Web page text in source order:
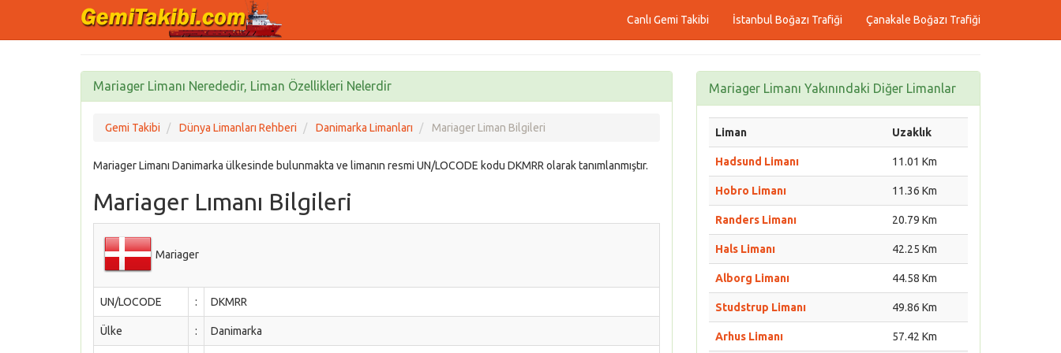
Canlı Gemi Takibi İstanbul Boğazı Trafiği Çanakale Boğazı Trafiği
Mariager Limanı Nerededir, Liman Özellikleri Nelerdir
Gemi Takibi Dünya Limanları Rehberi Danimarka Limanları Mariager Liman Bilgileri
Mariager Limanı Danimarka ülkesinde bulunmakta ve limanın resmi UN/LOCODE kodu DKMRR olarak tanımlanmıştır.
Mariager Lımanı Bilgileri
Mariager
UN/LOCODE : DKMRR
Ülke : Danimarka
Mariager Limanı Yakınındaki Diğer Limanlar
Liman Uzaklık
Hadsund Limanı 11.01 Km
Hobro Limanı 11.36 Km
Randers Limanı 20.79 Km
Hals Limanı 42.25 Km
Alborg Limanı 44.58 Km
Studstrup Limanı 49.86 Km
Arhus Limanı 57.42 Km